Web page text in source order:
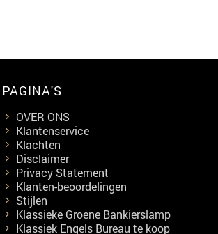
PAGINA'S
OVER ONS
Klantenservice
Klachten
Disclaimer
Privacy Statement
Klanten-beoordelingen
Stijlen
Klassieke Groene Bankierslamp
Klassiek Engels Bureau te koop